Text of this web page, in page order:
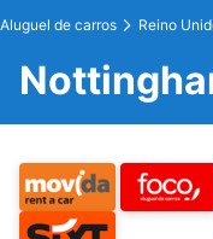
Aluguel de carros Reino